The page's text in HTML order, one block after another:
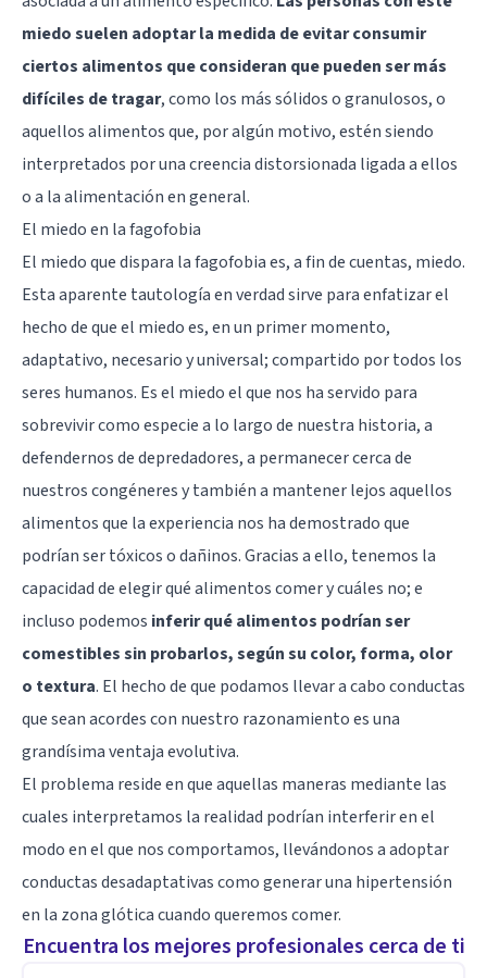
miedo suelen adoptar la medida de evitar consumir
ciertos alimentos que consideran que pueden ser más
difíciles de tragar, como los más sólidos o granulosos, o
aquellos alimentos que, por algún motivo, estén siendo
interpretados por una creencia distorsionada ligada a ellos
o a la alimentación en general.
El miedo en la fagofobia
El miedo que dispara la fagofobia es, a fin de cuentas, miedo.
Esta aparente tautología en verdad sirve para enfatizar el
hecho de que el miedo es, en un primer momento,
adaptativo, necesario y universal; compartido por todos los
seres humanos. Es el miedo el que nos ha servido para
sobrevivir como especie a lo largo de nuestra historia, a
defendernos de depredadores, a permanecer cerca de
nuestros congéneres y también a mantener lejos aquellos
alimentos que la experiencia nos ha demostrado que
podrían ser tóxicos o dañinos. Gracias a ello, tenemos la
capacidad de elegir qué alimentos comer y cuáles no; e
incluso podemos inferir qué alimentos podrían ser
comestibles sin probarlos, según su color, forma, olor
o textura. El hecho de que podamos llevar a cabo conductas
que sean acordes con nuestro razonamiento es una
grandísima ventaja evolutiva.
El problema reside en que aquellas maneras mediante las
cuales interpretamos la realidad podrían interferir en el
modo en el que nos comportamos, llevándonos a adoptar
conductas desadaptativas como generar una hipertensión
en la zona glótica cuando queremos comer.
Encuentra los mejores profesionales cerca de ti